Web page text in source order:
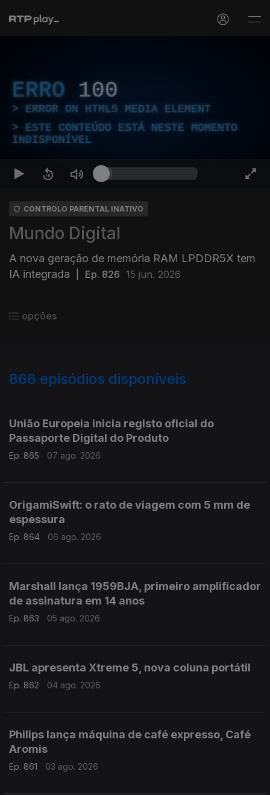
ERRO 100
ERROR ON HTML5 MEDIA ELEMENT
ESTE CONTEÚDO ESTÁ NESTE MOMENTO
INDISPONÍVEL
CONTROLO PARENTAL INATIVO
Mundo Digital
A nova geração de memória RAM LPDDR5X tem
IA integrada
Ep. 826 15 jun. 2026
opções
866 episódios disponíveis
União Europeia inicia registo oficial do
Passaporte Digital do Produto
Ep. 865 07 ago. 2026
OrigamiSwift: o rato de viagem com 5 mm de
espessura
Ep. 864 06 ago. 2026
Marshall lança 1959BJA, primeiro amplificador
de assinatura em 14 anos
Ep. 863 05 ago. 2026
JBL apresenta Xtreme 5, nova coluna portátil
Ep. 862 04 ago. 2026
Philips lança máquina de café expresso, Café
Aromis
Ep. 861 03 ago. 2026